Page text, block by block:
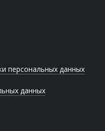
персональных данных
данных